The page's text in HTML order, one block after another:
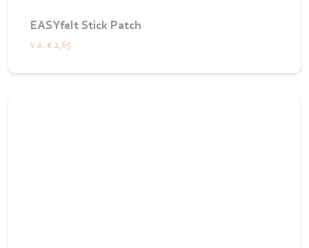
EASYfelt Stick Patch
v.a. € 2,65